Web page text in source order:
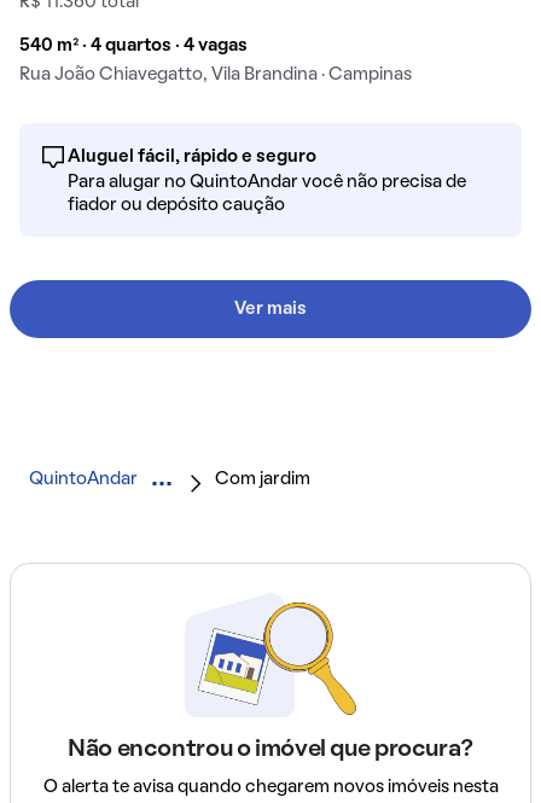
540 m² · 4 quartos · 4 vagas
Rua João Chiavegatto, Vila Brandina · Campinas
Aluguel fácil, rápido e seguro
Para alugar no QuintoAndar você não precisa de
fiador ou depósito caução
Ver mais
QuintoAndar Com jardim
Não encontrou o imóvel que procura?
O alerta te avisa quando chegarem novos imóveis nesta